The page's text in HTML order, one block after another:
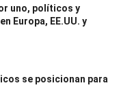
uno, políticos y
Europa, EE.UU. y
se posicionan para